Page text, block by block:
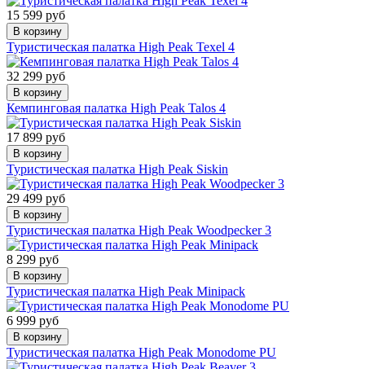
15 599 руб
В корзину
Туристическая палатка High Peak Texel 4
32 299 руб
В корзину
Кемпинговая палатка High Peak Talos 4
17 899 руб
В корзину
Туристическая палатка High Peak Siskin
29 499 руб
В корзину
Туристическая палатка High Peak Woodpecker 3
8 299 руб
В корзину
Туристическая палатка High Peak Minipack
6 999 руб
В корзину
Туристическая палатка High Peak Monodome PU